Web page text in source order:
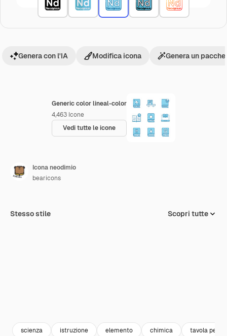
Generic color lineal-color
4,463 Icone
Vedi tutte le icone
Genera con l'IA Modifica icona Genera un
Icona neodimio
bearicons
Stesso stile Scopri tutte
scienza istruzione elemento chimica tavola